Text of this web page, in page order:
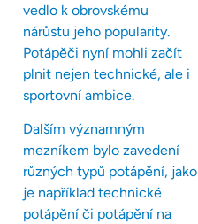
vedlo k obrovskému
nárůstu jeho popularity.
Potápěči nyní mohli začít
plnit nejen technické, ale i
sportovní ambice.
Dalším významným
mezníkem bylo zavedení
různých typů potápění, jako
je například technické
potápění či potápění na